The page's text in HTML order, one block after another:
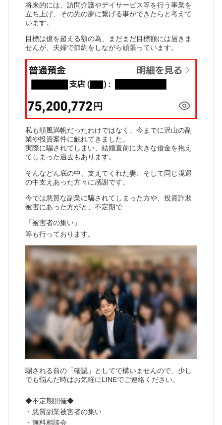
将来的には、訪問介護やデイサービス等を行う事業を
立ち上げ、その先の夢に繋げる事ができたらと考えて
います。
目標は億を超える額の為、まだまだ目標額には届きま
せんが、夫婦で節約をしながら頑張っています。
私も順風満帆だったわけではなく、今までに沢山の副
業や投資案件に触れてきました。
実際に騙されてしまい、結婚直前に大きな借金を抱え
てしまった過去もあります。
そんなどん底の中、支えてくれた妻、そして同じ境遇
の中支えあった方々に感謝です。
今では悪質な副業に騙されてしまった方や、投資詐欺
被害にあった方がと、不定期で
「被害者の集い」
等も行っております。
騙される前の「確認」としてで構いませんので、少し
でも悩んだ時はお気軽にLINEでご連絡ください。
◆不定期開催◆
・悪質副業被害者の集い
・無料相談会